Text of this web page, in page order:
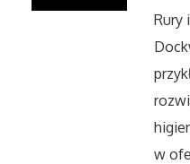
Imprezy
Zajęcia
Rury
w